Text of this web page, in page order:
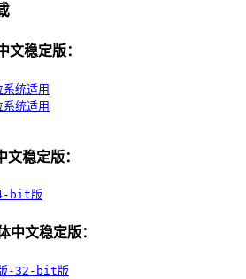
文稳定版：
统适用
统适用
稳定版：
bit版
中文稳定版：
版-32-bit版